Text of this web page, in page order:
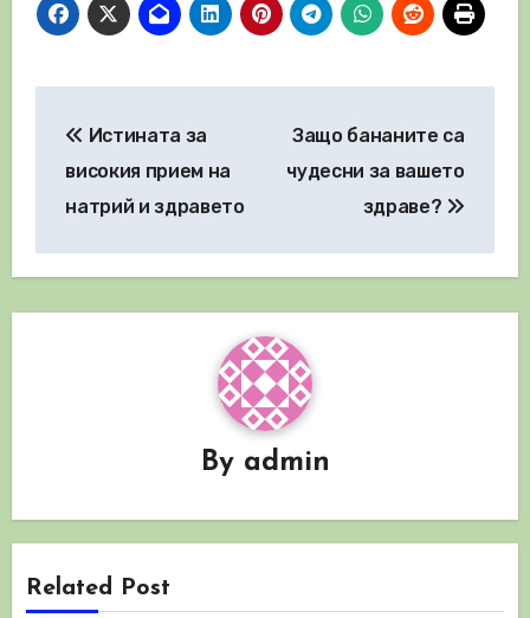
Истината за
високия прием на
натрий и здравето
Защо бананите са
чудесни за вашето
здраве?
By admin
Related Post